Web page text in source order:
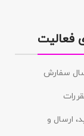
فعالیت
سفارش
ارسال و